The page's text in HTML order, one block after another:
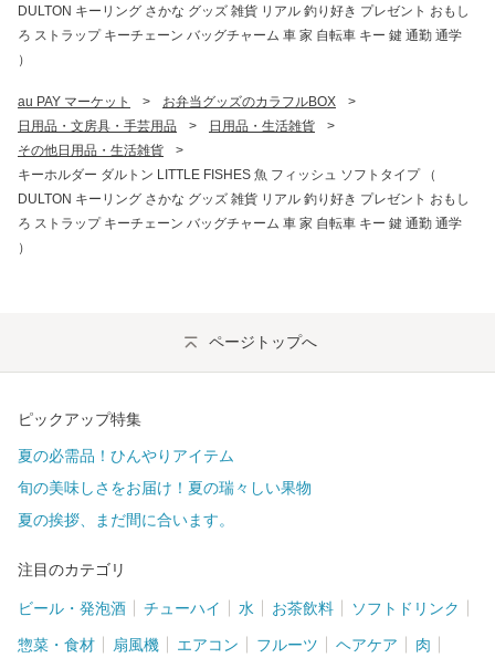
DULTON キーリング さかな グッズ 雑貨 リアル 釣り好き プレゼント おもし
ろ ストラップ キーチェーン バッグチャーム 車 家 自転車 キー 鍵 通勤 通学
）
au PAY マーケット > お弁当グッズのカラフルBOX
>
日用品・文房具・手芸用品
> 日用品・生活雑貨
>
その他日用品・生活雑貨
>
キーホルダー ダルトン LITTLE FISHES 魚 フィッシュ ソフトタイプ （
DULTON キーリング さかな グッズ 雑貨 リアル 釣り好き プレゼント おもし
ろ ストラップ キーチェーン バッグチャーム 車 家 自転車 キー 鍵 通勤 通学
）
ページトップへ
ピックアップ特集
夏の必需品！ひんやりアイテム
旬の美味しさをお届け！夏の瑞々しい果物
夏の挨拶、まだ間に合います。
注目のカテゴリ
ビール・発泡酒 チューハイ 水 お茶飲料 ソフトドリンク
惣菜・食材 扇風機 エアコン フルーツ ヘアケア 肉